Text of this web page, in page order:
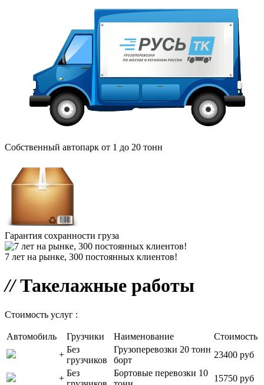
Собственный автопарк от 1 до 20 тонн
Гарантия сохранности груза
7 лет на рынке, 300 постоянных клиентов!
//Такелажные работы
Стоимость услуг :
Автомобиль Грузчики Наименование
Стоимость
+
Без
грузчиков
Грузоперевозки 20 тонн
борт
23400 руб
+
Без
Бортовые перевозки 10
15750 руб